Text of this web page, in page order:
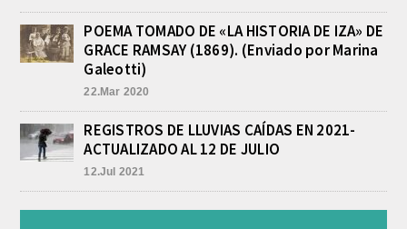
se...
INFORME DE DEFENSA CIVIL
LOBOS, COLABORACION EN LA
En las primeras horas de la tarde del
martes, el Intendente Jorge
Etcheverry recibió, por parte de su
POEMA TOMADO DE «LA HISTORIA DE IZA» DE
GRACE RAMSAY (1869). (Enviado por Marina
Galeotti)
22.Mar 2020
REGISTROS DE LLUVIAS CAÍDAS EN 2021-
ACTUALIZADO AL 12 DE JULIO
12.Jul 2021